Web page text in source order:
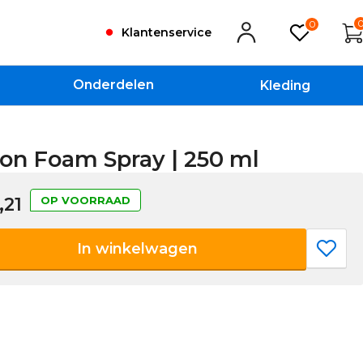
Klantenservice
0
Onderdelen Kleding
Foam Spray | 250 ml
OP VOORRAAD
In winkelwagen